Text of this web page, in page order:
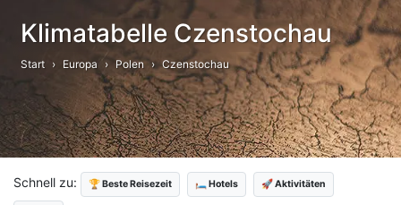
Klimatabelle Czenstochau
Start Europa Polen Czenstochau
Schnell zu: 🏆 Beste Reisezeit 🛏️ Hotels 🚀 Aktivitäten